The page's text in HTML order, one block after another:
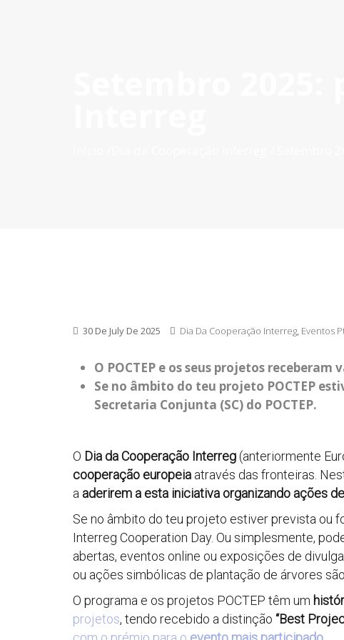
30 De July De 2025 Dia Da Cooperação Interreg, Eventos
O POCTEP e os seus projetos
Se no âmbito do teu projeto POCTEP
Secretaria Conjunta (SC) do POCTEP.
O Dia da Cooperação Interreg(anteriormente
cooperação europeia através das fronteiras.
a aderirem a esta iniciativa organizando ações
Se no âmbito do teu projeto estiver prevista ou
Interreg Cooperation Day. Ou simplesmente,
abertas, eventos online ou exposições de
ou ações simbólicas de plantação de árvores
O programa e os projetos POCTEP têm um
projetos, tendo recebido a distinção “Best